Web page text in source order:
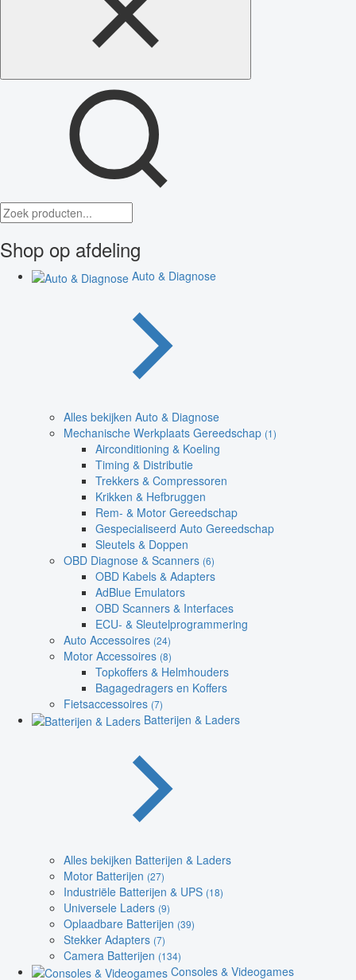
Shop op afdeling
Auto & Diagnose
Alles bekijken Auto & Diagnose
Mechanische Werkplaats Gereedschap (1)
Airconditioning & Koeling
Timing & Distributie
Trekkers & Compressoren
Krikken & Hefbruggen
Rem- & Motor Gereedschap
Gespecialiseerd Auto Gereedschap
Sleutels & Doppen
OBD Diagnose & Scanners (6)
OBD Kabels & Adapters
AdBlue Emulators
OBD Scanners & Interfaces
ECU- & Sleutelprogrammering
Auto Accessoires (24)
Motor Accessoires (8)
Topkoffers & Helmhouders
Bagagedragers en Koffers
Fietsaccessoires (7)
Batterijen & Laders
Alles bekijken Batterijen & Laders
Motor Batterijen (27)
Industriële Batterijen & UPS (18)
Universele Laders (9)
Oplaadbare Batterijen (39)
Stekker Adapters (7)
Camera Batterijen (134)
Consoles & Videogames